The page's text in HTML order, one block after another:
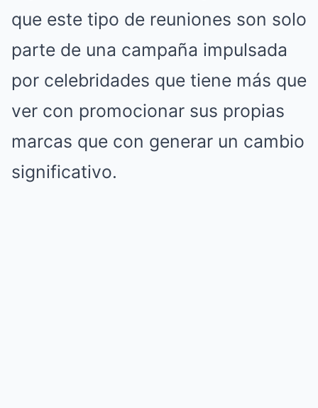
que este tipo de reuniones son solo
parte de una campaña impulsada
por celebridades que tiene más que
ver con promocionar sus propias
marcas que con generar un cambio
significativo.